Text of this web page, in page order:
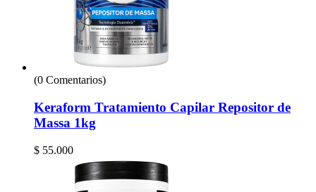
(0 Comentarios)
Keraform Tratamiento Capilar Repositor de
Massa 1kg
$ 55.000